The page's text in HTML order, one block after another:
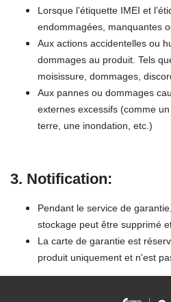
Lorsque l’étiquette IMEI et
endommagées, manquantes
Aux actions accidentelles ou
dommages au produit. Tels
moisissure, dommages,
Aux pannes ou dommages
externes excessifs (comme
terre, une inondation, etc.)
3. Notification:
Pendant le service de
stockage peut être supprimé
La carte de garantie est
produit uniquement et n'est